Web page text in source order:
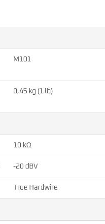
M101
0,45 kg (1 lb)
10 kΩ
-20 dBV
True Hardwire